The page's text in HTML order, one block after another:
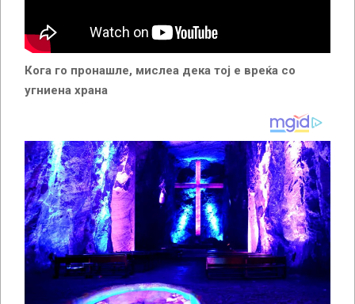
Кога го пронашле, мислеа дека тој е вреќа со
угниена храна